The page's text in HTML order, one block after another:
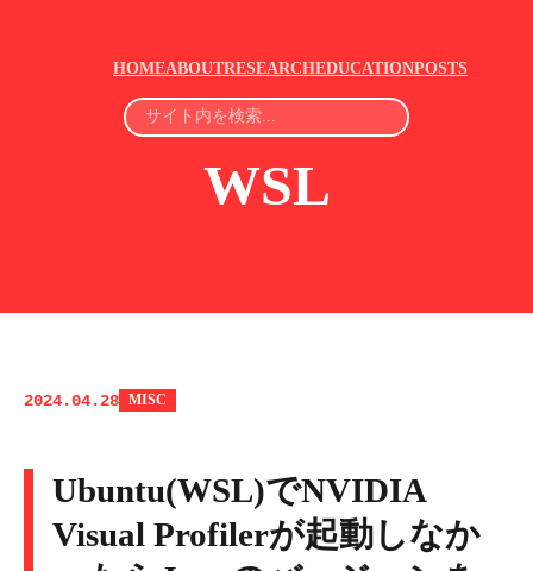
HOMEABOUTRESEARCHEDUCATIONPOSTS
WSL
2024.04.28 MISC
Ubuntu(WSL)でNVIDIA
Visual Profilerが起動しなか